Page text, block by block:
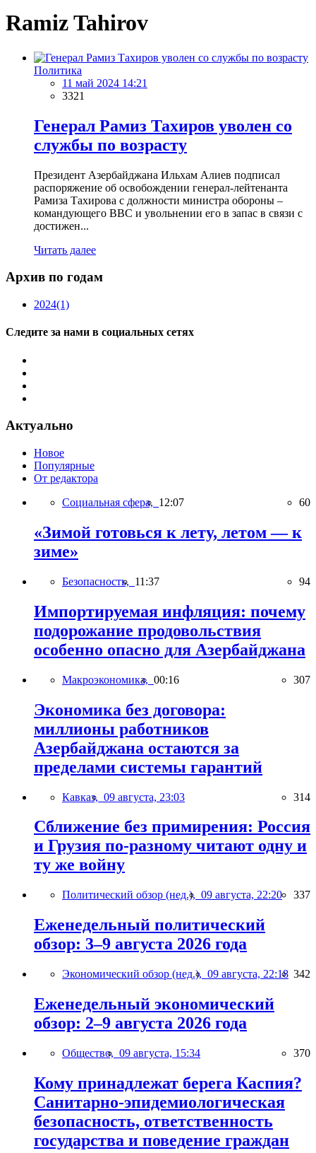
Ramiz Tahirov
Политика
11 май 2024 14:21
3321
Генерал Рамиз Тахиров уволен со
службы по возрасту
Президент Азербайджана Ильхам Алиев подписал
распоряжение об освобождении генерал-лейтенанта
Рамиза Тахирова с должности министра обороны –
командующего ВВС и увольнении его в запас в связи с
достижен...
Читать далее
Архив по годам
2024(1)
Следите за нами в социальных сетях
Актуально
Новое
Популярные
От редактора
Социальная сфера, 12:07 60
«Зимой готовься к лету, летом — к
зиме»
Безопасность, 11:37 94
Импортируемая инфляция: почему
подорожание продовольствия
особенно опасно для Азербайджана
Макроэкономика, 00:16 307
Экономика без договора:
миллионы работников
Азербайджана остаются за
пределами системы гарантий
Кавказ, 09 августа, 23:03 314
Сближение без примирения: Россия
и Грузия по-разному читают одну и
ту же войну
Политический обзор (нед.), 09 августа, 22:20 337
Еженедельный политический
обзор: 3–9 августа 2026 года
Экономический обзор (нед.), 09 августа, 22:18 342
Еженедельный экономический
обзор: 2–9 августа 2026 года
Общество, 09 августа, 15:34 370
Кому принадлежат берега Каспия?
Санитарно-эпидемиологическая
безопасность, ответственность
государства и поведение граждан